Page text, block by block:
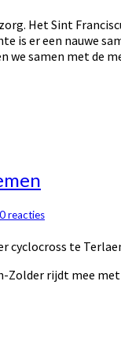
Het Sint
is er een nauwe
we samen met de
0 reacties
cyclocross te
Zolder rijdt mee